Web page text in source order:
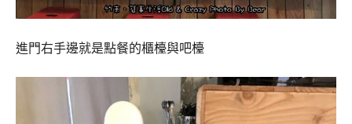
進門右手邊就是點餐的櫃檯與吧檯